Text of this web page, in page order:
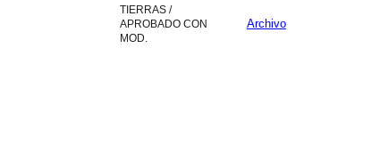
TIERRAS /
APROBADO CON
MOD.
Archivo